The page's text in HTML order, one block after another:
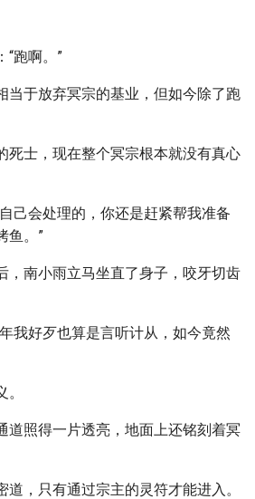
“跑啊。”
当于放弃冥宗的基业，但如今除了跑
死士，现在整个冥宗根本就没有真心
己会处理的，你还是赶紧帮我准备
鱼。”
，南小雨立马坐直了身子，咬牙切齿
我好歹也算是言听计从，如今竟然
道照得一片透亮，地面上还铭刻着冥
，只有通过宗主的灵符才能进入。